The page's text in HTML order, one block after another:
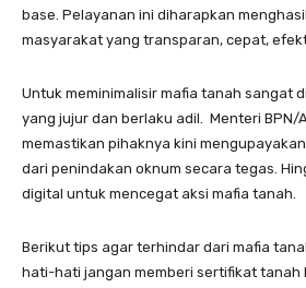
base. Pelayanan ini diharapkan
masyarakat yang transparan, cepat,
Untuk meminimalisir mafia tanah sangat
yang jujur dan berlaku adil. Menteri BPN/
memastikan pihaknya kini
dari penindakan oknum secara tegas.
digital untuk mencegat aksi mafia tanah.
Berikut tips agar terhindar dari mafia
hati-hati jangan memberi sertifikat tanah